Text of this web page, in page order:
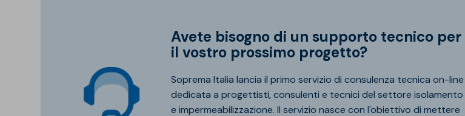
Avete bisogno di un supporto tecnico per
il vostro prossimo progetto?
Soprema Italia lancia il primo servizio di consulenza tecnica on-line
dedicata a progettisti, consulenti e tecnici del settore isolamento
e impermeabilizzazione. Il servizio nasce con l'obiettivo di mettere